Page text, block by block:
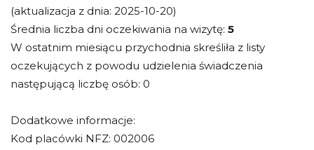
(aktualizacja z dnia: 2025-10-20)
Średnia liczba dni oczekiwania na wizytę: 5
W ostatnim miesiącu przychodnia skreśliła z listy
oczekujących z powodu udzielenia świadczenia
następującą liczbę osób: 0
Dodatkowe informacje:
Kod placówki NFZ: 002006